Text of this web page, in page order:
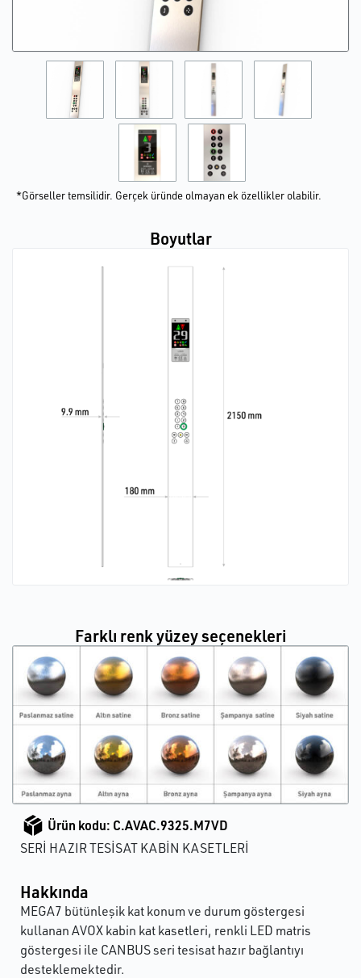
*Görseller temsilidir. Gerçek üründe olmayan ek özellikler olabilir.
Boyutlar
Farklı renk yüzey seçenekleri
Ürün kodu: C.AVAC.9325.M7VD
SERİ HAZIR TESİSAT KABİN KASETLERİ
Hakkında
MEGA7 bütünleşik kat konum ve durum göstergesi
kullanan AVOX kabin kat kasetleri, renkli LED matris
göstergesi ile CANBUS seri tesisat hazır bağlantıyı
desteklemektedir.